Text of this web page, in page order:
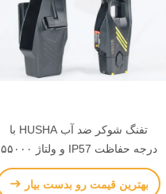
تفنگ شوکر ضد آب HUSHA با
درجه حفاظت IP57 و ولتاژ ۵۵۰۰۰
ولت و قابلیت بلوتوث برای اجرای
قانون
بهترین قیمت رو بدست بیار